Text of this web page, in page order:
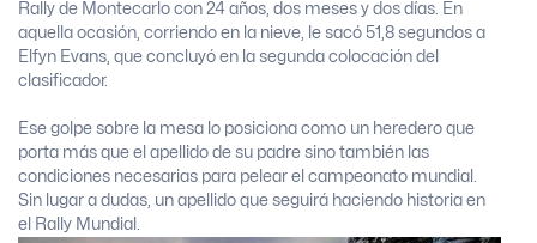
Rally de Montecarlo con 24 años, dos meses y dos días. En
aquella ocasión, corriendo en la nieve, le sacó 51,8 segundos a
Elfyn Evans, que concluyó en la segunda colocación del
clasificador.
Ese golpe sobre la mesa lo posiciona como un heredero que
porta más que el apellido de su padre sino también las
condiciones necesarias para pelear el campeonato mundial.
Sin lugar a dudas, un apellido que seguirá haciendo historia en
el Rally Mundial.